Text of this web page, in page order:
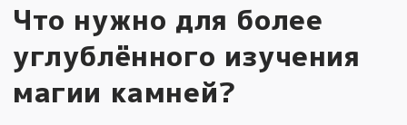
Что нужно для более
углублённого изучения
магии камней?